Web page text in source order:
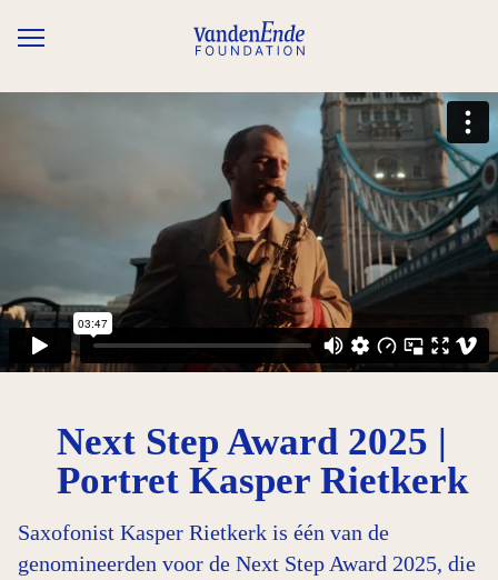
Overslaan en naar de inhoud gaan
Next Step Award 2025 |
Portret Kasper Rietkerk
Saxofonist Kasper Rietkerk is één van de
genomineerden voor de Next Step Award 2025, die